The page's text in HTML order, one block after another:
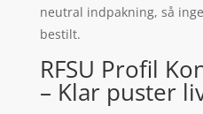
neutral indpakning, så
bestilt.
RFSU Profil
– Klar puster